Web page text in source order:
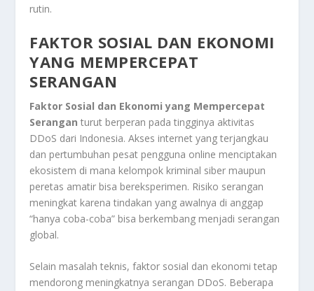
rutin.
FAKTOR SOSIAL DAN EKONOMI
YANG MEMPERCEPAT
SERANGAN
Faktor Sosial dan Ekonomi yang Mempercepat
Serangan turut berperan pada tingginya aktivitas
DDoS dari Indonesia. Akses internet yang terjangkau
dan pertumbuhan pesat pengguna online menciptakan
ekosistem di mana kelompok kriminal siber maupun
peretas amatir bisa bereksperimen. Risiko serangan
meningkat karena tindakan yang awalnya di anggap
“hanya coba-coba” bisa berkembang menjadi serangan
global.
Selain masalah teknis, faktor sosial dan ekonomi tetap
mendorong meningkatnya serangan DDoS. Beberapa